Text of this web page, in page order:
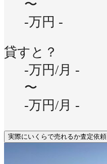
〜
-万円 -
貸すと？
-万円/月 -
〜
-万円/月 -
実際にいくらで売れるか査定依頼